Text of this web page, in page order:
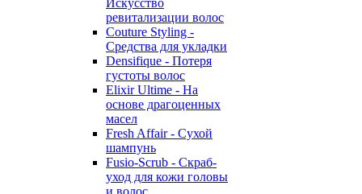
Искусство
ревитализации волос
Couture Styling -
Средства для укладки
Densifique - Потеря
густоты волос
Elixir Ultime - На
основе драгоценных
масел
Fresh Affair - Сухой
шампунь
Fusio-Scrub - Скраб-
уход для кожи головы
и волос